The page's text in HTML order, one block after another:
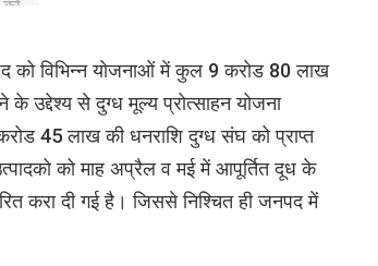
को विभिन्न योजनाओं में कुल 9 करोड 80 लाख
के उद्देश्य से दुग्ध मूल्य प्रोत्साहन योजना
45 लाख की धनराशि दुग्ध संघ को प्राप्त
को माह अप्रैल व मई में आपूर्तित दूध के
करा दी गई है। जिससे निश्चित ही जनपद में